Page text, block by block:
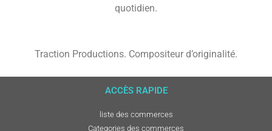
quotidien.
Traction Productions. Compositeur d’originalité.
ACCÈS RAPIDE
liste des commerces
Categories des commerces